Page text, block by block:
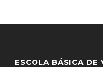
ESCOLA BÁSICA DE